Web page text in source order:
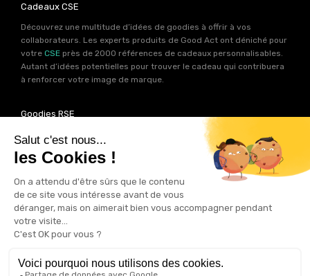
Cadeaux CSE
Découvrez une multitude d’idées de goodies à offrir à vos
collaborateurs. Les experts produits de Good Act ont déniché pour
votre CSE près de 2000 références de cadeaux personnalisables.
Autant d’idées potentielles pour trouver le cadeau qui contribuera
à renforcer votre image de marque.
Goodies RSE
Vous souhaitez communiquer en accord avec vos valeurs ? Ca
tombe bien ! Un grand nombre de produits présents sur Good Act
sont fabriqués en France et en Europe.
Notre sélection RSEvous
permet de trouver un goodies parfait pour votre campagne de
communication. Des produits fabriqués avec amour dans de
bonnes conditions et un impact limité sur la planête.